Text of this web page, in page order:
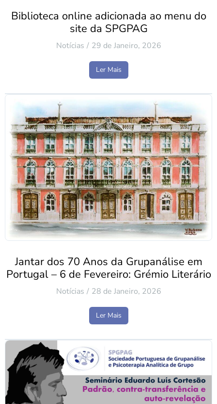
Biblioteca online adicionada ao menu do
site da SPGPAG
Notícias 29 de Janeiro, 2026
Ler Mais
Jantar dos 70 Anos da Grupanálise em
Portugal – 6 de Fevereiro: Grémio Literário
Notícias 28 de Janeiro, 2026
Ler Mais